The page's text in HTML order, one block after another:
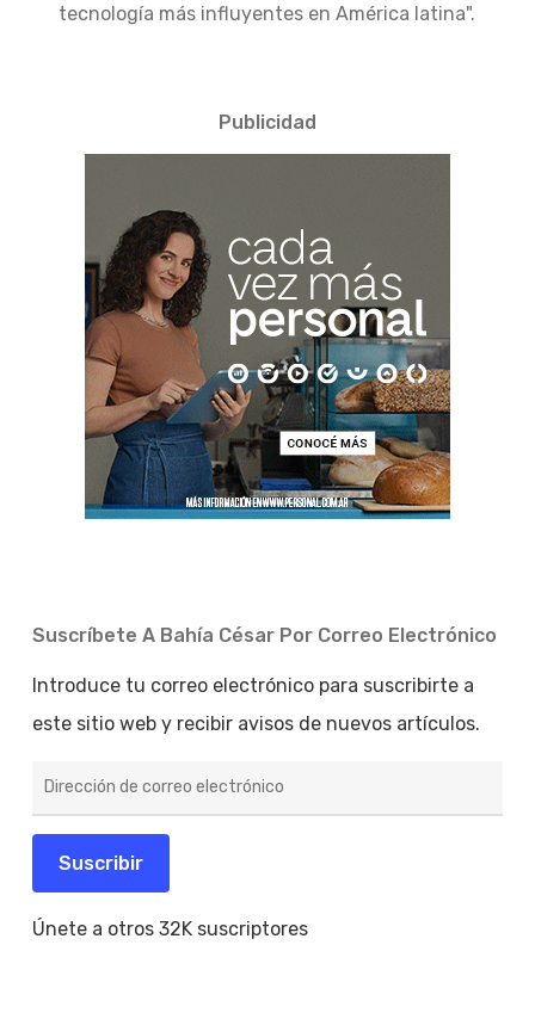
tecnología más influyentes en América latina".
Publicidad
Suscríbete A Bahía César Por Correo Electrónico
Introduce tu correo electrónico para suscribirte a
este sitio web y recibir avisos de nuevos artículos.
de
electrónico
Suscribir
Únete a otros 32K suscriptores